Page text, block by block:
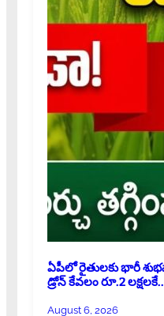
ఏపీలో రైతులకు భారీ
డ్రోన్ కేవలం రూ.2
August 6, 2026